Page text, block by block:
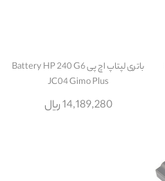
باتری لپتاپ اچ پی Battery HP 240 G6
JC04 Gimo Plus
14,189,280 ریال